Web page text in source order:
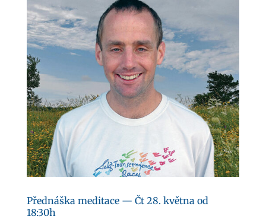
Přednáška meditace — Čt 28. května od
18:30h